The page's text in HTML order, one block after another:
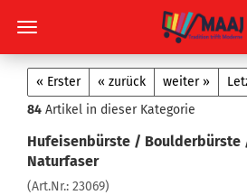
« Erster « zurück weiter »
84 Artikel in dieser Kategorie
Hufeisenbürste /
Naturfaser
(Art.Nr.: 23069)